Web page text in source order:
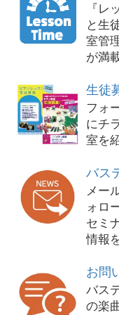
『レ
と生
室管
が満
生徒
フォ
にチ
室を
バス
メー
ォロ
セミ
情報
お問
バス
の楽